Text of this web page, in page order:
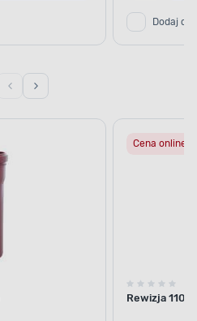
Dodaj do
Cena online
Rewizja 110